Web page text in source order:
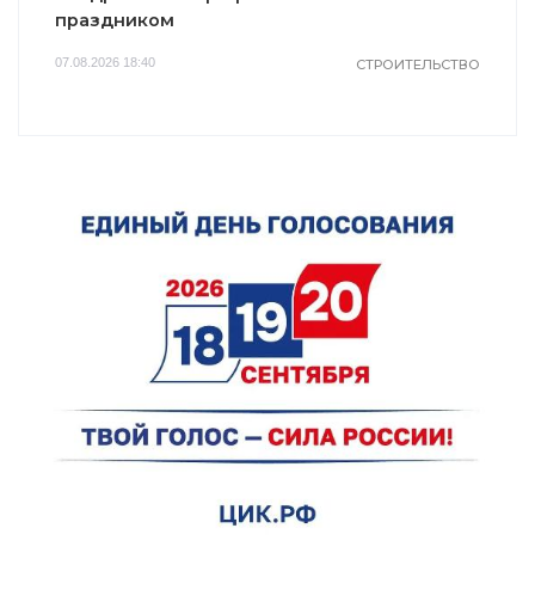
праздником
07.08.2026 18:40 СТРОИТЕЛЬСТВО